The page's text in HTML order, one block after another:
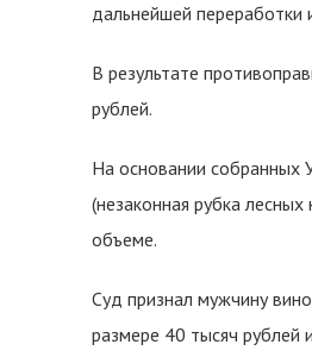
дальнейшей переработки
В результате
рублей.
На основании собранных
(незаконная рубка
объеме.
Суд признал мужчину
размере 40 тысяч рублей